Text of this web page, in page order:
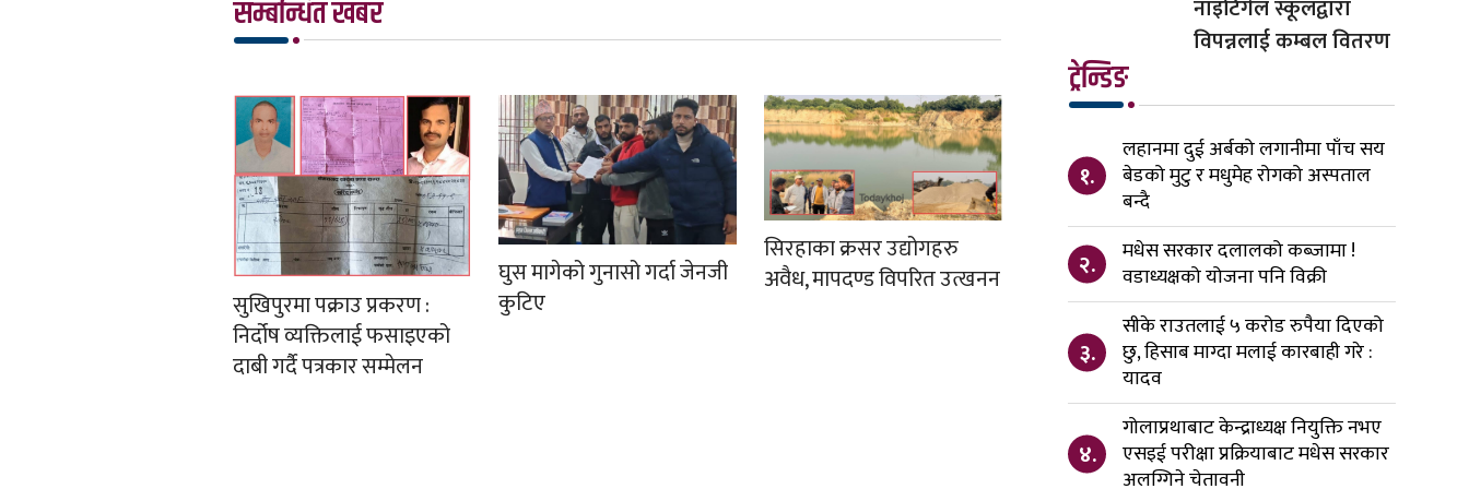
सम्बन्धित खबर
सुखिपुरमा पक्राउ प्रकरण :
निर्दोष व्यक्तिलाई फसाइएको
दाबी गर्दै पत्रकार सम्मेलन
घुस मागेको गुनासो गर्दा जेनजी
कुटिए
सिरहाका क्रसर उद्योगहरु
अवैध, मापदण्ड विपरित उत्खनन
नाइटिंगेल स्कूलद्वारा
विपन्नलाई कम्बल वितरण
ट्रेन्डिङ
१.
लहानमा दुई अर्बको लगानीमा पाँच सय
बेडको मुटु र मधुमेह रोगको अस्पताल
बन्दै
२.
मधेस सरकार दलालको कब्जामा !
वडाध्यक्षको योजना पनि विक्री
३.
सीके राउतलाई ५ करोड रुपैया दिएको
छु, हिसाब माग्दा मलाई कारबाही गरे :
यादव
४.
गोलाप्रथाबाट केन्द्राध्यक्ष नियुक्ति नभए
एसइई परीक्षा प्रक्रियाबाट मधेस सरकार
अलग्गिने चेतावनी